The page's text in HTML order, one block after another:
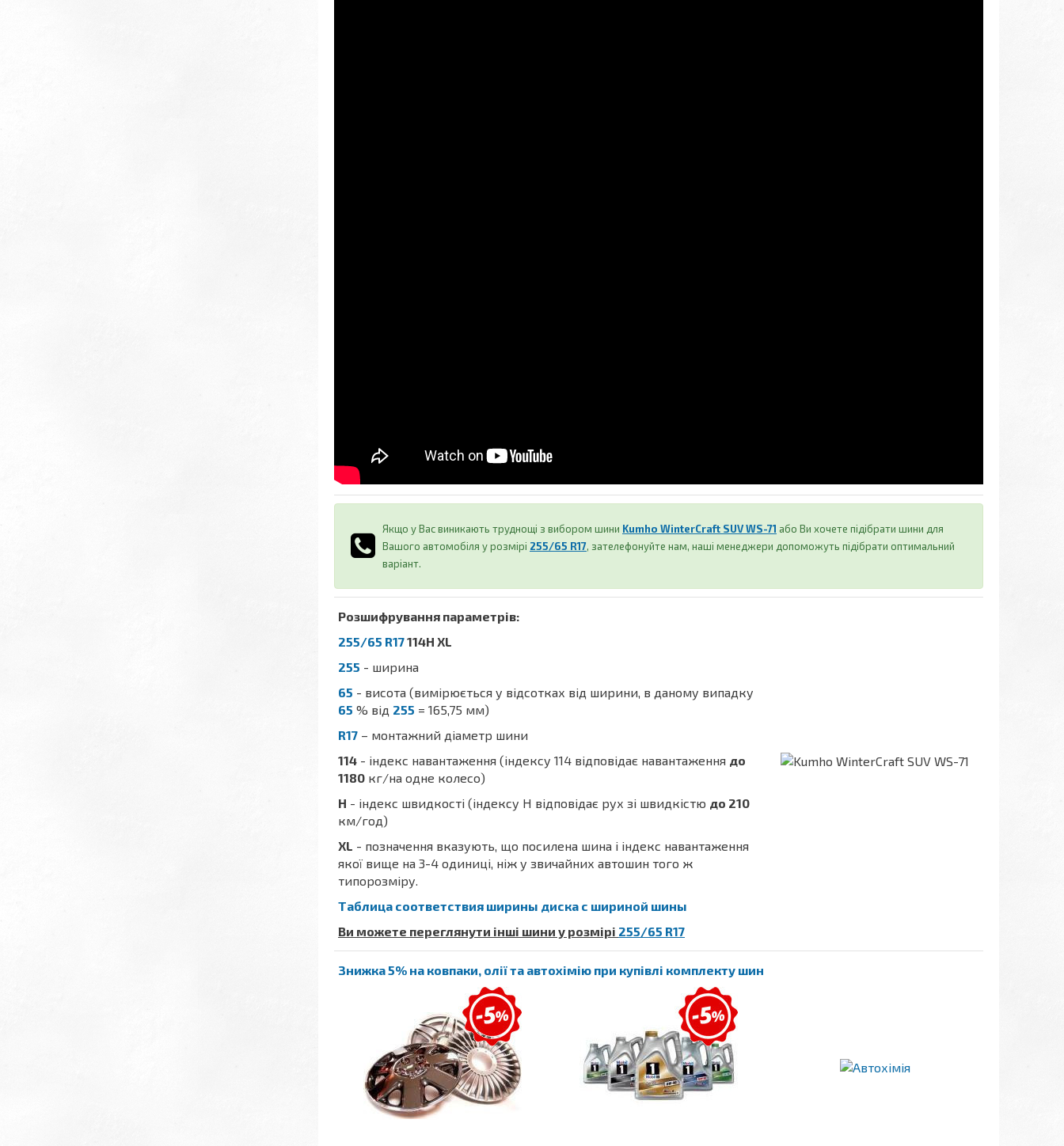
Якщо у Вас виникають труднощі з вибором шини Kumho WinterCraft SUV WS-71 або Ви хочете підібрати шини для
Вашого автомобіля у розмірі 255/65 R17, зателефонуйте нам, наші менеджери допоможуть підібрати оптимальний
варіант.
Розшифрування параметрів:
255/65 R17114H XL
255 - ширина
65 - висота (вимірюється у відсотках від ширини, в даному випадку
65 % від 255 = 165,75 мм)
R17 – монтажний діаметр шини
114 - індекс навантаження (індексу 114 відповідає навантаження до
1180 кг/на одне колесо)
H - індекс швидкості (індексу H відповідає рух зі швидкістю до 210
км/год)
XL - позначення вказують, що посилена шина і індекс навантаження
якої вище на 3-4 одиниці, ніж у звичайних автошин того ж
типорозміру.
Таблица соответствия ширины диска с шириной шины
Ви можете переглянути інші шини у розмірі 255/65 R17
Знижка 5% на ковпаки, олії та автохімію при купівлі комплекту шин